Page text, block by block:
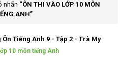
nhãn
ÔN THI VÀO LỚP 10 MÔN
ANH
Ôn Tiếng Anh 9 - Tập 2 - Trà My
10 môn tiếng Anh